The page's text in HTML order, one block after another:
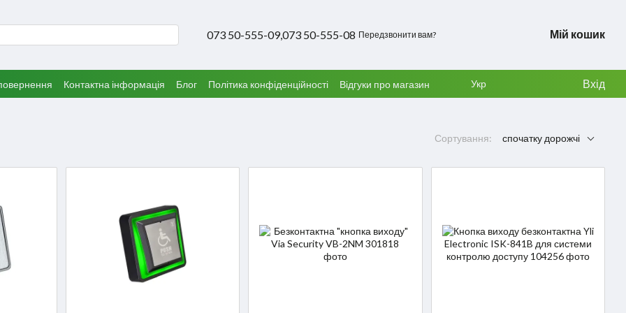
073 50-555-09,073 50-555-08 Передзвонити вам? Мій кошик
Контактна інформація Блог Політика конфіденційності Відгуки про магазин Укр Вхід
Сортування: спочатку дорожчі